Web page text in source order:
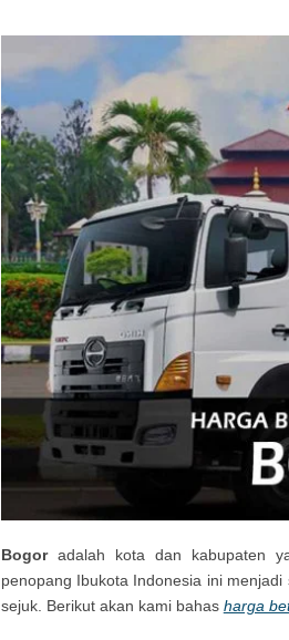
Bogoradalah kota dan kabupaten
penopang Ibukota Indonesia ini
sejuk. Berikut akan kami bahas harga